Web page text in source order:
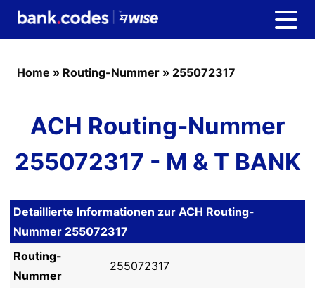
Home » Routing-Nummer » 255072317
ACH Routing-Nummer
255072317 - M & T BANK
Detaillierte Informationen zur ACH Routing-
Nummer 255072317
Routing-
Nummer
255072317